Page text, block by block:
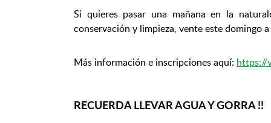
Si quieres pasar una mañana en la
conservación y limpieza, vente este domingo
Más información e inscripciones aquí: https://
RECUERDA LLEVAR AGUA Y GORRA !!